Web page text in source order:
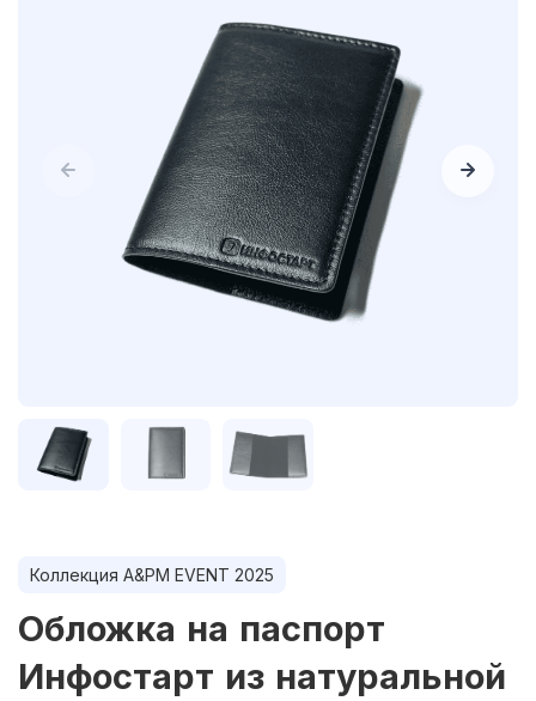
Коллекция A&PM EVENT 2025
Обложка на паспорт
Инфостарт из натуральной